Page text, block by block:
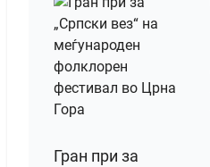
Гран при за